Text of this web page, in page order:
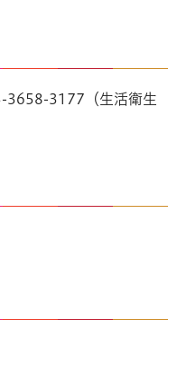
3658-3177（生活衛生